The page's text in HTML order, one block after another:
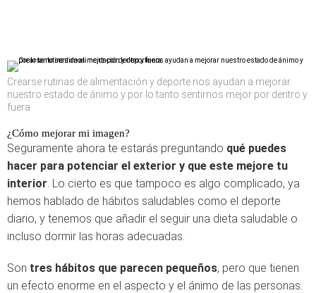
Crearse rutinas de alimentación y deporte nos ayudan a mejorar
nuestro estado de ánimo y por lo tanto sentirnos mejor por dentro y
fuera
¿Cómo mejorar mi imagen?
Seguramente ahora te estarás preguntando qué puedes
hacer para potenciar el exterior y que este mejore tu
interior. Lo cierto es que tampoco es algo complicado, ya
hemos hablado de hábitos saludables como el deporte
diario, y tenemos que añadir el seguir una dieta saludable o
incluso dormir las horas adecuadas.
Son tres hábitos que parecen pequeños, pero que tienen
un efecto enorme en el aspecto y el ánimo de las personas.